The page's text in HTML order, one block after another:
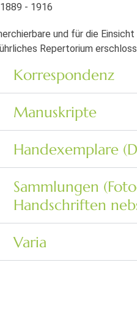
1889 - 1916
und für die
Repertorium
Korrespondenz
Manuskripte
Handexemplare
Sammlungen
Handschriften
Varia